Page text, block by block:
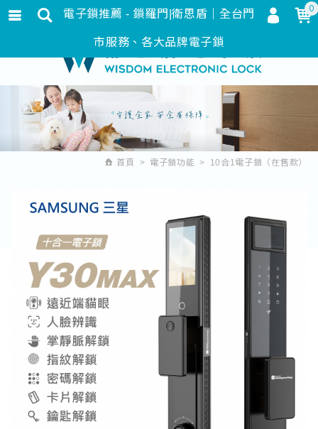
首頁 電子鎖功能 10合1電子鎖（在售款）
電子鎖推薦 - 鎖羅門|衛思盾｜全台門
市服務、各大品牌電子鎖
0
會員登入
會員註冊
忘記密碼
訂單查詢
追蹤清單
繁體中文